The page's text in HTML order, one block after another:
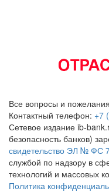
Все вопросы и
Контактный телефон: +7
Сетевое издание ib-
безопасность банков)
свидетельство ЭЛ № ФС
службой по надзору в
технологий и массовых
Политика